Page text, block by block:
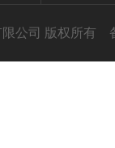
限公司 版权所有